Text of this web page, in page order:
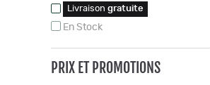
Livraison gratuite
En Stock
PRIX ET PROMOTIONS